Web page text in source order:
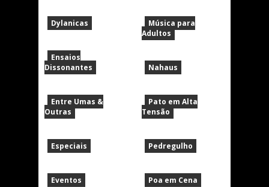
Dylanicas
Ensaios
Dissonantes
Entre Umas &
Outras
Especiais
Eventos
Música para
Adultos
Nahaus
Pato em Alta
Tensão
Pedregulho
Poa em Cena